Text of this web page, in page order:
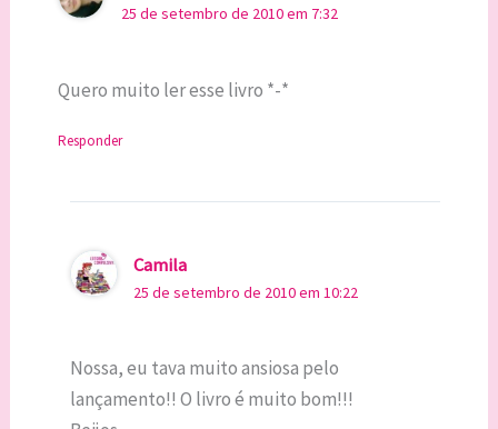
25 de setembro de 2010 em 7:32
Quero muito ler esse livro *-*
Responder
Camila
25 de setembro de 2010 em 10:22
Nossa, eu tava muito ansiosa pelo
lançamento!! O livro é muito bom!!!